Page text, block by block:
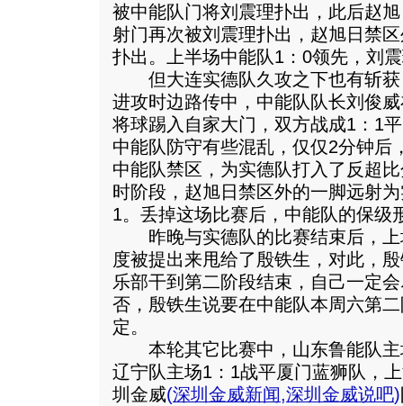
被中能队门将刘震理扑出，此后赵
射门再次被刘震理扑出，赵旭日禁
扑出。上半场中能队1：0领先，刘
但大连实德队久攻之下也有斩获
进攻时边路传中，中能队队长刘俊
将球踢入自家大门，双方战成1：1
中能队防守有些混乱，仅仅2分钟后
中能队禁区，为实德队打入了反超
时阶段，赵旭日禁区外的一脚远射
1。丢掉这场比赛后，中能队的保级
昨晚与实德队的比赛结束后，上
度被提出来甩给了殷铁生，对此，
乐部干到第二阶段结束，自己一定
否，殷铁生说要在中能队本周六第
定。
本轮其它比赛中，山东鲁能队主
辽宁队主场1：1战平厦门蓝狮队，
圳金威(深圳金威新闻,深圳金威说吧)